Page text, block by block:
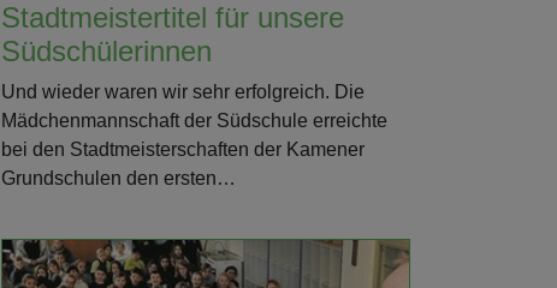
Stadtmeistertitel für unsere
Südschülerinnen
Und wieder waren wir sehr erfolgreich. Die
Mädchenmannschaft der Südschule erreichte
bei den Stadtmeisterschaften der Kamener
Grundschulen den ersten…